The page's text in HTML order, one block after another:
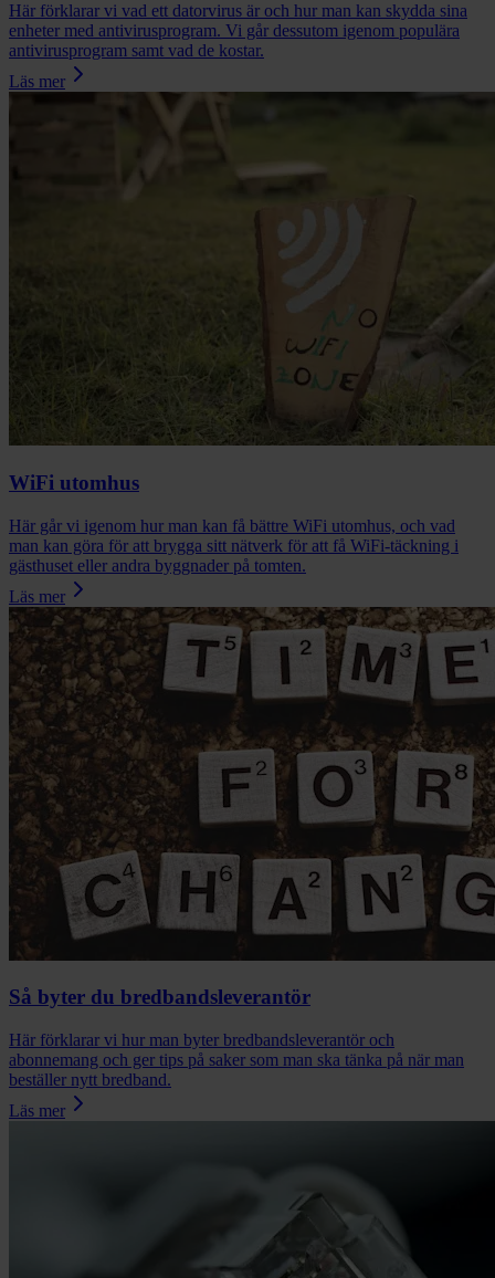
Här förklarar vi vad ett datorvirus är och hur man kan skydda sina
enheter med antivirusprogram. Vi går dessutom igenom populära
antivirusprogram samt vad de kostar.
Läs mer
WiFi utomhus
Här går vi igenom hur man kan få bättre WiFi utomhus, och vad
man kan göra för att brygga sitt nätverk för att få WiFi-täckning i
gästhuset eller andra byggnader på tomten.
Läs mer
Så byter du bredbandsleverantör
Här förklarar vi hur man byter bredbandsleverantör och
abonnemang och ger tips på saker som man ska tänka på när man
beställer nytt bredband.
Läs mer